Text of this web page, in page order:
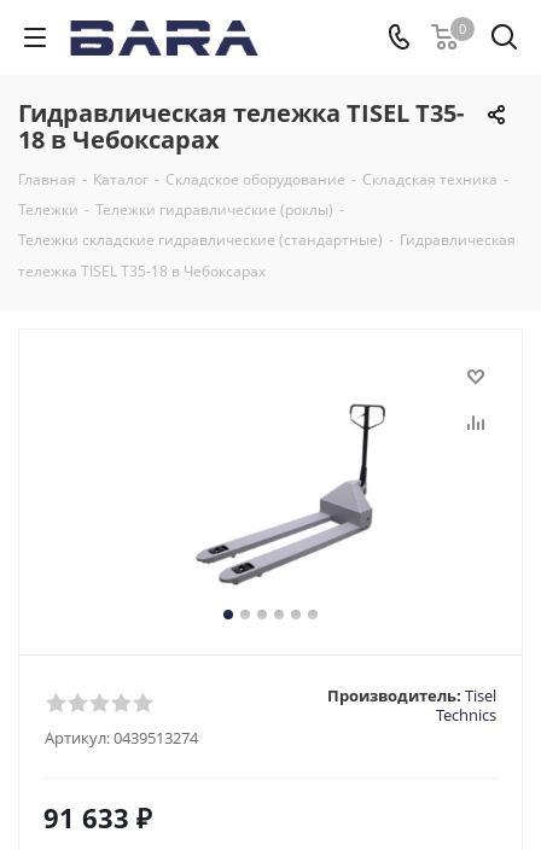
0
Гидравлическая тележка TISEL T35-
18 в Чебоксарах
Главная - Каталог - Складское оборудование - Складская техника -
Тележки - Тележки гидравлические (роклы) -
Тележки складские гидравлические (стандартные) - Гидравлическая
тележка TISEL T35-18 в Чебоксарах
Артикул:0439513274
Производитель: Tisel
Technics
91 633 ₽